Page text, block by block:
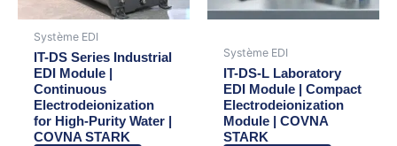
Système EDI
IT-DS Series Industrial
EDI Module |
Continuous
Electrodeionization
for High-Purity Water |
COVNA STARK
Système EDI
IT-DS-L Laboratory
EDI Module | Compact
Electrodeionization
Module | COVNA
STARK